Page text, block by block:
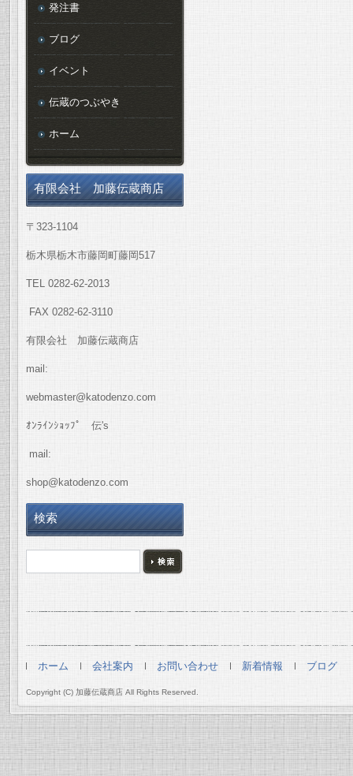
発注書
ブログ
イベント
伝蔵のつぶやき
ホーム
有限会社 加藤伝蔵商店
〒323-1104
栃木県栃木市藤岡町藤岡517
TEL 0282-62-2013
FAX 0282-62-3110
有限会社 加藤伝蔵商店
mail:
webmaster@katodenzo.com
ｵﾝﾗｲﾝｼｮｯﾌﾟ 伝's
mail:
shop@katodenzo.com
検索
ホーム 会社案内 お問い合わせ 新着情報 ブログ
Copyright (C) 加藤伝蔵商店 All Rights Reserved.